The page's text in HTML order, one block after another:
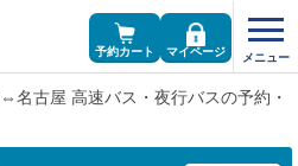
予約カート マイページ
名古屋 高速バス・夜行バスの予約・